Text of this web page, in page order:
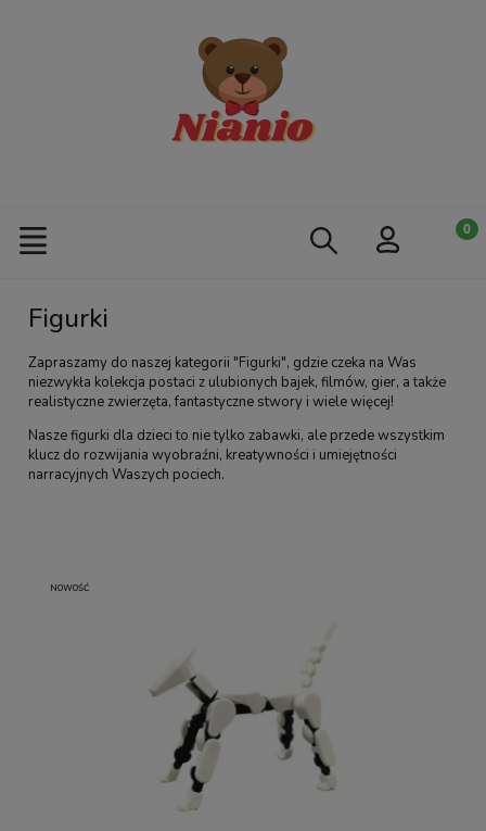
Figurki
Zapraszamy do naszej kategorii "Figurki", gdzie czeka na Was
niezwykła kolekcja postaci z ulubionych bajek, filmów, gier, a także
realistyczne zwierzęta, fantastyczne stwory i wiele więcej!
Nasze figurki dla dzieci to nie tylko zabawki, ale przede wszystkim
klucz do rozwijania wyobraźni, kreatywności i umiejętności
narracyjnych Waszych pociech.
NOWOŚĆ